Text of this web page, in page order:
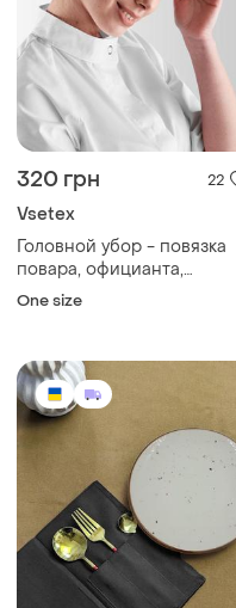
320 грн 22
Vsetex
Головной убор - повязка
повара, официанта,
медицинская vsetex белая
One size